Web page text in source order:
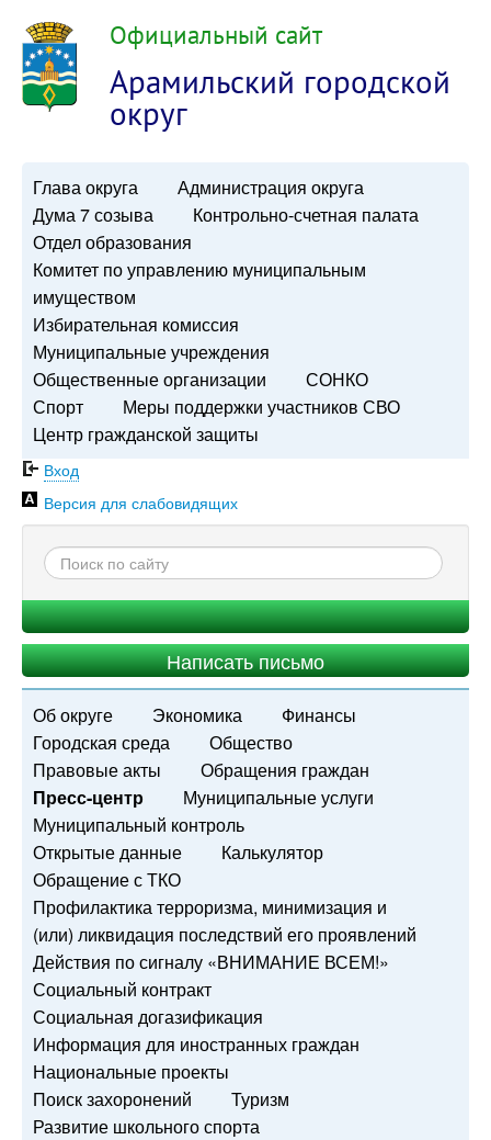
Официальный сайт
Арамильский городской
округ
Глава округа
Администрация округа
Дума 7 созыва
Контрольно-счетная палата
Отдел образования
Комитет по управлению муниципальным
имуществом
Избирательная комиссия
Муниципальные учреждения
Общественные организации
СОНКО
Спорт
Меры поддержки участников СВО
Центр гражданской защиты
Вход
Версия для слабовидящих
Написать письмо
Об округе Экономика
Финансы
Городская среда
Общество
Правовые акты
Обращения граждан
Пресс-центр
Муниципальные услуги
Муниципальный контроль
Открытые данные
Калькулятор
Обращение с ТКО
Профилактика терроризма, минимизация и
(или) ликвидация последствий его проявлений
Действия по сигналу «ВНИМАНИЕ ВСЕМ!»
Социальный контракт
Социальная догазификация
Информация для иностранных граждан
Национальные проекты
Поиск захоронений
Туризм
Развитие школьного спорта